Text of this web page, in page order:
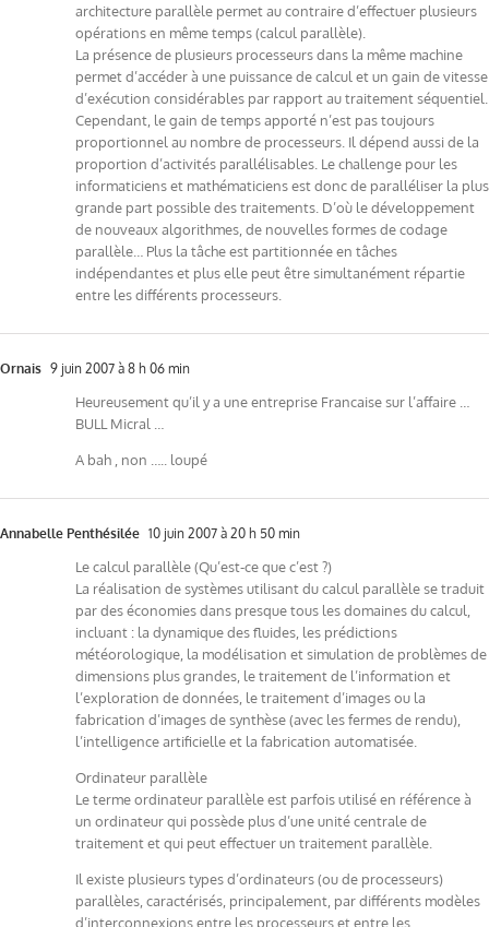
architecture parallèle permet au contraire d’effectuer plusieurs
opérations en même temps (calcul parallèle).
La présence de plusieurs processeurs dans la même machine
permet d’accéder à une puissance de calcul et un gain de vitesse
d’exécution considérables par rapport au traitement séquentiel.
Cependant, le gain de temps apporté n’est pas toujours
proportionnel au nombre de processeurs. Il dépend aussi de la
proportion d’activités parallélisables. Le challenge pour les
informaticiens et mathématiciens est donc de paralléliser la plus
grande part possible des traitements. D’où le développement
de nouveaux algorithmes, de nouvelles formes de codage
parallèle… Plus la tâche est partitionnée en tâches
indépendantes et plus elle peut être simultanément répartie
entre les différents processeurs.
Ornais 9 juin 2007 à 8 h 06 min
Heureusement qu’il y a une entreprise Francaise sur l’affaire …
BULL Micral …
A bah , non ….. loupé
Annabelle Penthésilée 10 juin 2007 à 20 h 50 min
Le calcul parallèle (Qu’est-ce que c’est ?)
La réalisation de systèmes utilisant du calcul parallèle se traduit
par des économies dans presque tous les domaines du calcul,
incluant : la dynamique des fluides, les prédictions
météorologique, la modélisation et simulation de problèmes de
dimensions plus grandes, le traitement de l’information et
l’exploration de données, le traitement d’images ou la
fabrication d’images de synthèse (avec les fermes de rendu),
l’intelligence artificielle et la fabrication automatisée.
Ordinateur parallèle
Le terme ordinateur parallèle est parfois utilisé en référence à
un ordinateur qui possède plus d’une unité centrale de
traitement et qui peut effectuer un traitement parallèle.
Il existe plusieurs types d’ordinateurs (ou de processeurs)
parallèles, caractérisés, principalement, par différents modèles
d’interconnexions entre les processeurs et entre les